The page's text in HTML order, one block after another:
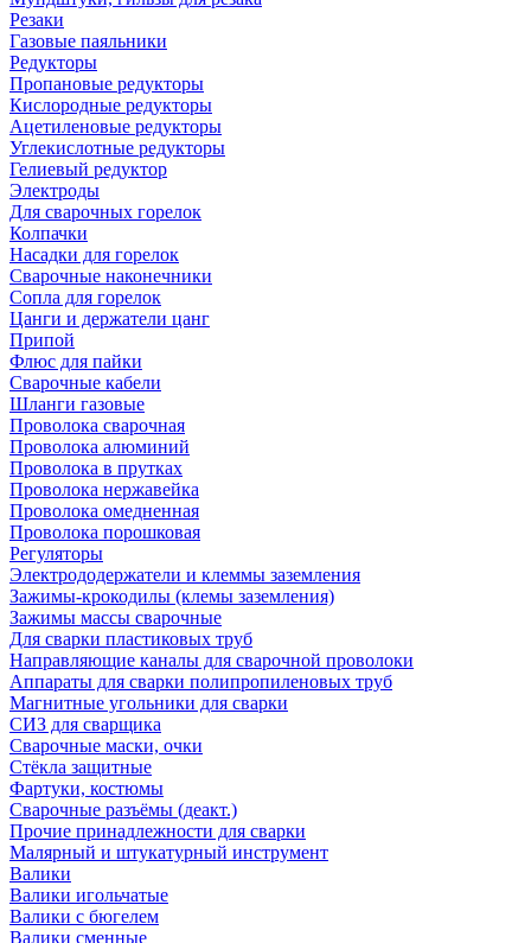
Резаки
Газовые паяльники
Редукторы
Пропановые редукторы
Кислородные редукторы
Ацетиленовые редукторы
Углекислотные редукторы
Гелиевый редуктор
Электроды
Для сварочных горелок
Колпачки
Насадки для горелок
Сварочные наконечники
Сопла для горелок
Цанги и держатели цанг
Припой
Флюс для пайки
Сварочные кабели
Шланги газовые
Проволока сварочная
Проволока алюминий
Проволока в прутках
Проволока нержавейка
Проволока омедненная
Проволока порошковая
Регуляторы
Электрододержатели и клеммы заземления
Зажимы-крокодилы (клемы заземления)
Зажимы массы сварочные
Для сварки пластиковых труб
Направляющие каналы для сварочной проволоки
Аппараты для сварки полипропиленовых труб
Магнитные угольники для сварки
СИЗ для сварщика
Сварочные маски, очки
Стёкла защитные
Фартуки, костюмы
Сварочные разъёмы (деакт.)
Прочие принадлежности для сварки
Малярный и штукатурный инструмент
Валики
Валики игольчатые
Валики с бюгелем
Валики сменные